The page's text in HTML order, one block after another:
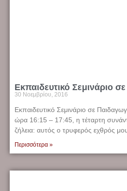
Εκπαιδευτικό Σεμινάριο
30 Νοεμβρίου, 2016
Εκπαιδευτικό Σεμινάριο σε
ώρα 16:15 – 17:45, η τέταρτη
ζήλεια: αυτός ο τρυφερός εχθρός
Περισσότερα »